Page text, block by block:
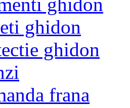
ghidon
ghidon
frana